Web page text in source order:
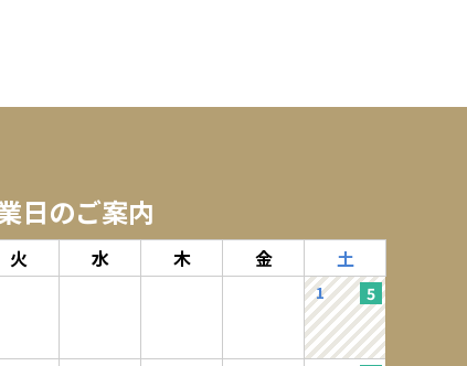
日のご案内
火 水 木 金 土
1